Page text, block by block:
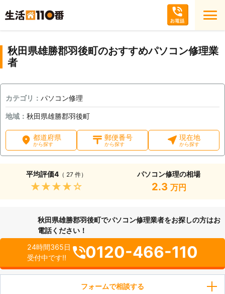
秋田県雄勝郡羽後町のおすすめパソコン修理業
者
カテゴリ： パソコン修理
地域： 秋田県雄勝郡羽後町
都道府県
から探す
郵便番号
から探す
現在地
から探す
平均評価4（ 27 件）
★★★★★
パソコン修理の相場
2.3 万円
秋田県雄勝郡羽後町でパソコン修理業者をお探しの方はお
電話ください！
24時間365日
受付中です!!
0120-466-110
フォームで相談する